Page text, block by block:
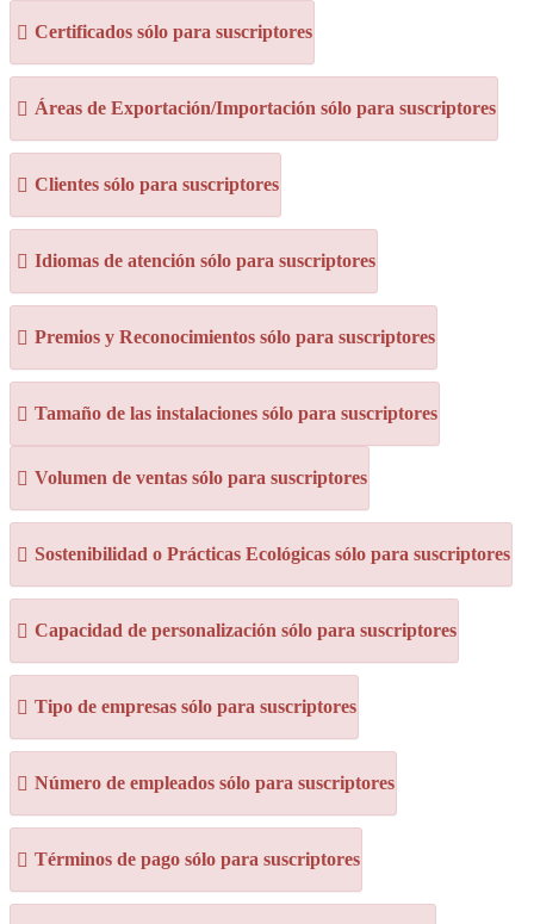
Certificados sólo para suscriptores
Áreas de Exportación/Importación sólo para suscriptores
Clientes sólo para suscriptores
Idiomas de atención sólo para suscriptores
Premios y Reconocimientos sólo para suscriptores
Tamaño de las instalaciones sólo para suscriptores
Volumen de ventas sólo para suscriptores
Sostenibilidad o Prácticas Ecológicas sólo para suscriptores
Capacidad de personalización sólo para suscriptores
Tipo de empresas sólo para suscriptores
Número de empleados sólo para suscriptores
Términos de pago sólo para suscriptores